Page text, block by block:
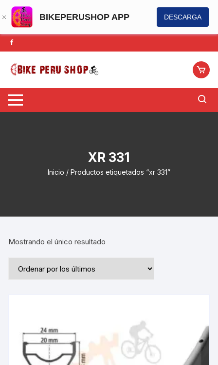
BIKEPERUSHOP APP DESCARGA
Saltar
al
contenido
XR 331
Inicio / Productos etiquetados “xr 331”
Mostrando el único resultado